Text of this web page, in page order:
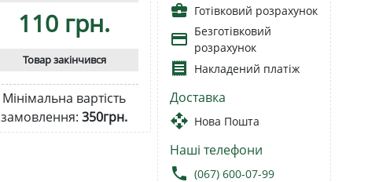
110 грн.
Товар закінчився
Мінімальна вартість
замовлення: 350грн.
business_center Готівковий розрахунок
payment Безготівковий
розрахунок
receipt Накладений платіж
Доставка
open_with Нова Пошта
Наші телефони
local_phone (067) 600-07-99